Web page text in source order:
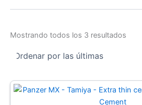
Mostrando todos los 3 resultados